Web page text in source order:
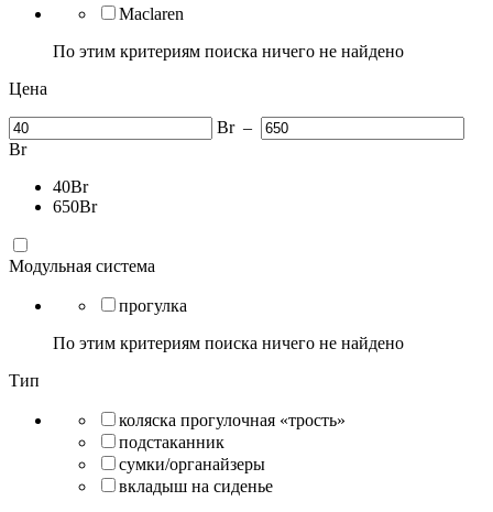
Maclaren
По этим критериям поиска ничего не найдено
Цена
Br –
Br
40Br
650Br
Модульная система
прогулка
По этим критериям поиска ничего не найдено
Тип
коляска прогулочная «трость»
подстаканник
сумки/органайзеры
вкладыш на сиденье